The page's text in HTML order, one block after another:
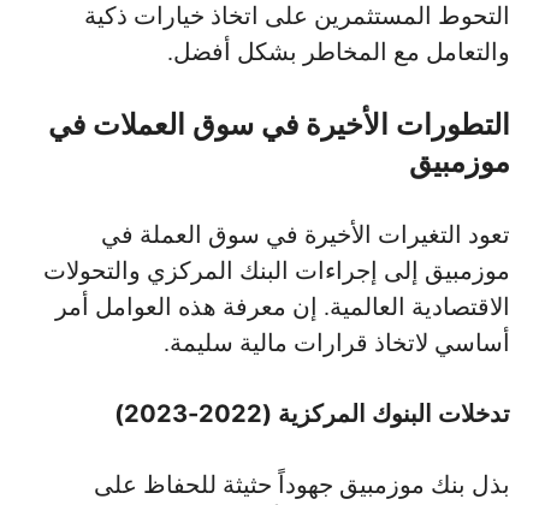
التحوط المستثمرين على اتخاذ خيارات ذكية
والتعامل مع المخاطر بشكل أفضل.
التطورات الأخيرة في سوق العملات في
موزمبيق
تعود التغيرات الأخيرة في سوق العملة في
موزمبيق إلى إجراءات البنك المركزي والتحولات
الاقتصادية العالمية. إن معرفة هذه العوامل أمر
أساسي لاتخاذ قرارات مالية سليمة.
تدخلات البنوك المركزية (2022-2023)
بذل بنك موزمبيق جهوداً حثيثة للحفاظ على